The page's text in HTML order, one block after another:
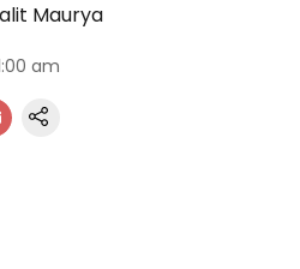
Maurya
am